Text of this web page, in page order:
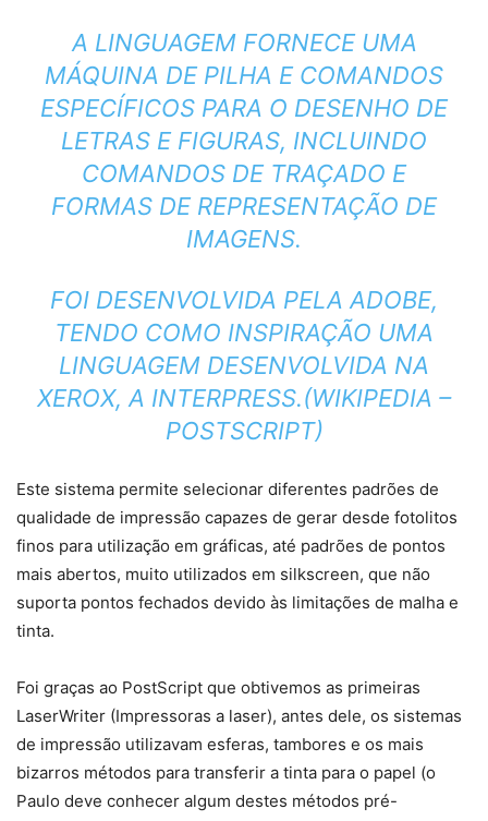
A LINGUAGEM FORNECE UMA
MÁQUINA DE PILHA E COMANDOS
ESPECÍFICOS PARA O DESENHO DE
LETRAS E FIGURAS, INCLUINDO
COMANDOS DE TRAÇADO E
FORMAS DE REPRESENTAÇÃO DE
IMAGENS.
FOI DESENVOLVIDA PELA ADOBE,
TENDO COMO INSPIRAÇÃO UMA
LINGUAGEM DESENVOLVIDA NA
XEROX, A INTERPRESS.(WIKIPEDIA –
POSTSCRIPT)
Este sistema permite selecionar diferentes padrões de
qualidade de impressão capazes de gerar desde fotolitos
finos para utilização em gráficas, até padrões de pontos
mais abertos, muito utilizados em silkscreen, que não
suporta pontos fechados devido às limitações de malha e
tinta.
Foi graças ao PostScript que obtivemos as primeiras
LaserWriter (Impressoras a laser), antes dele, os sistemas
de impressão utilizavam esferas, tambores e os mais
bizarros métodos para transferir a tinta para o papel (o
Paulo deve conhecer algum destes métodos pré-